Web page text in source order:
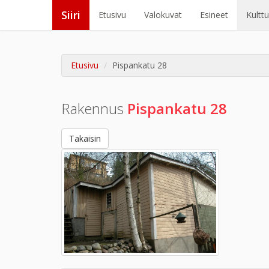
Siiri Etusivu Valokuvat Esineet
Etusivu Pispankatu 28
Rakennus Pispankatu 28
Takaisin